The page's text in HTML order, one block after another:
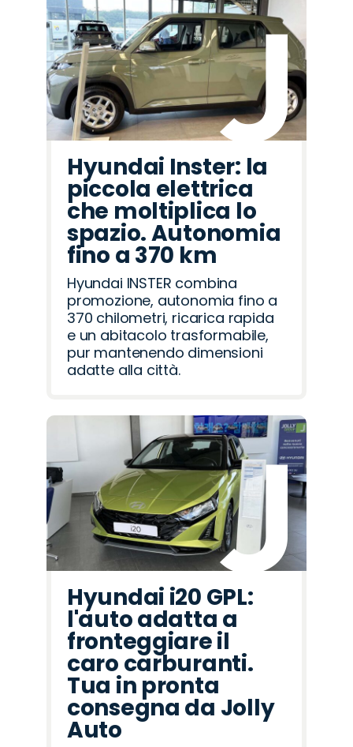
Hyundai Inster: la
piccola elettrica
che moltiplica lo
spazio. Autonomia
fino a 370 km
Hyundai INSTER combina
promozione, autonomia fino a
370 chilometri, ricarica rapida
e un abitacolo trasformabile,
pur mantenendo dimensioni
adatte alla città.
Hyundai i20 GPL:
l'auto adatta a
fronteggiare il
caro carburanti.
Tua in pronta
consegna da Jolly
Auto